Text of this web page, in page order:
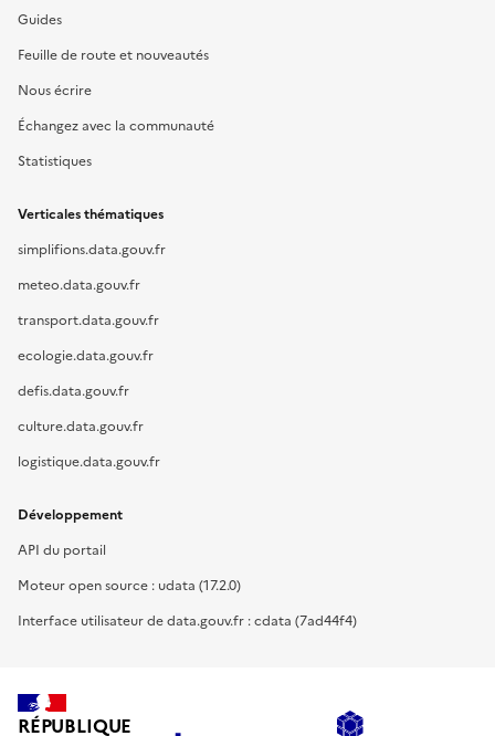
Guides
Feuille de route et nouveautés
Nous écrire
Échangez avec la communauté
Statistiques
Verticales thématiques
simplifions.data.gouv.fr
meteo.data.gouv.fr
transport.data.gouv.fr
ecologie.data.gouv.fr
defis.data.gouv.fr
culture.data.gouv.fr
logistique.data.gouv.fr
Développement
API du portail
Moteur open source : udata (17.2.0)
Interface utilisateur de data.gouv.fr : cdata (7ad44f4)
RÉPUBLIQUE